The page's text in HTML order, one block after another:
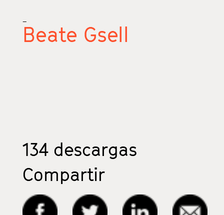
_
Beate Gsell
134 descargas
Compartir